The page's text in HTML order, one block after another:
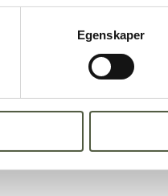
Egenskaper
og Gutulia